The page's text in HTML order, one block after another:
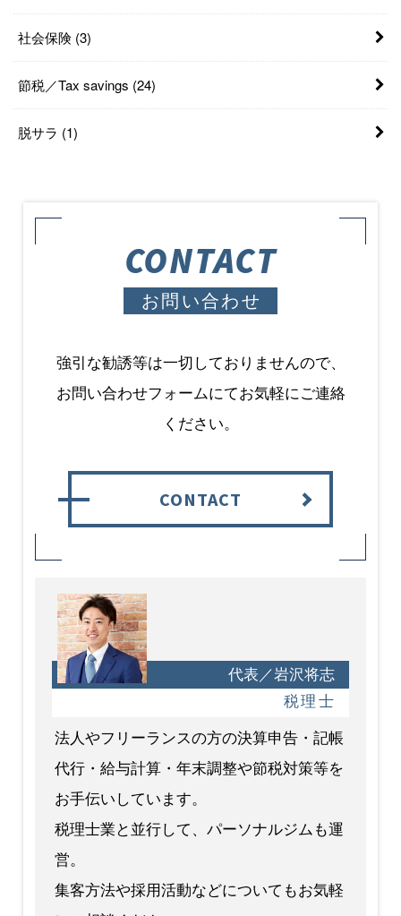
社会保険 (3)
節税／Tax savings (24)
脱サラ (1)
CONTACT
お問い合わせ
強引な勧誘等は一切しておりませんので、
お問い合わせフォームにてお気軽にご連絡
ください。
CONTACT
代表／岩沢将志
税理士
法人やフリーランスの方の決算申告・記帳
代行・給与計算・年末調整や節税対策等を
お手伝いしています。
税理士業と並行して、パーソナルジムも運
営。
集客方法や採用活動などについてもお気軽